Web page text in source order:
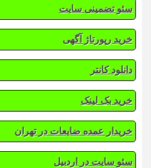
سئو تضمینی سایت
خرید رپورتاژ آگهی
دانلود کانتر
خرید بک لینک
خریدار عمده ضایعات در تهران
سئو سایت در اردبیل